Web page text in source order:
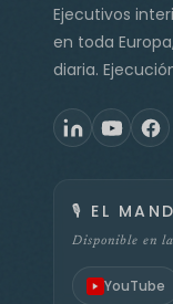
Ejecutivos
en toda
diaria.
🎙️ EL
Disponible en
YouTube